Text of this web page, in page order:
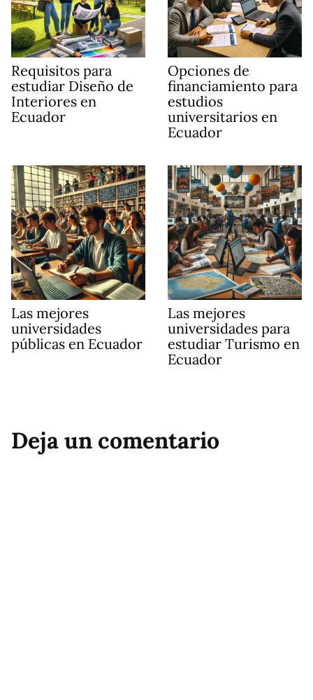
Requisitos para
estudiar Diseño de
Interiores en
Ecuador
Opciones de
financiamiento para
estudios
universitarios en
Ecuador
Las mejores
universidades
públicas en Ecuador
Las mejores
universidades para
estudiar Turismo en
Ecuador
Deja un comentario